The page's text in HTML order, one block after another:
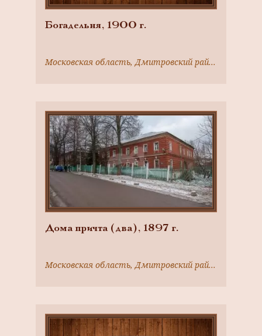
Богадельня, 1900 г.
Московская область, Дмитровский район, с. Синьково
Дома причта (два), 1897 г.
Московская область, Дмитровский район, г. Яхрома, Конярова ул., 5,7